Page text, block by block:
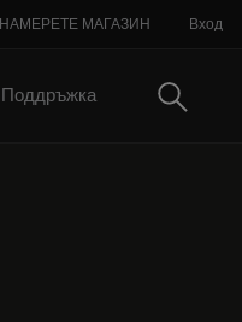
НАМЕРЕТЕ МАГАЗИН Вход
Поддръжка Търси